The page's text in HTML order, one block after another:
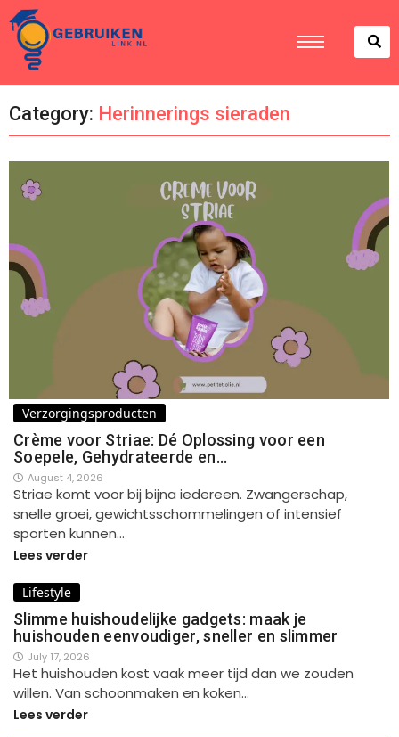
Category: Herinnerings sieraden
Verzorgingsproducten
Crème voor Striae: Dé Oplossing voor een
Soepele, Gehydrateerde en…
August 4, 2026
Striae komt voor bij bijna iedereen. Zwangerschap,
snelle groei, gewichtsschommelingen of intensief
sporten kunnen…
Lees verder
Lifestyle
Slimme huishoudelijke gadgets: maak je
huishouden eenvoudiger, sneller en slimmer
July 17, 2026
Het huishouden kost vaak meer tijd dan we zouden
willen. Van schoonmaken en koken…
Lees verder